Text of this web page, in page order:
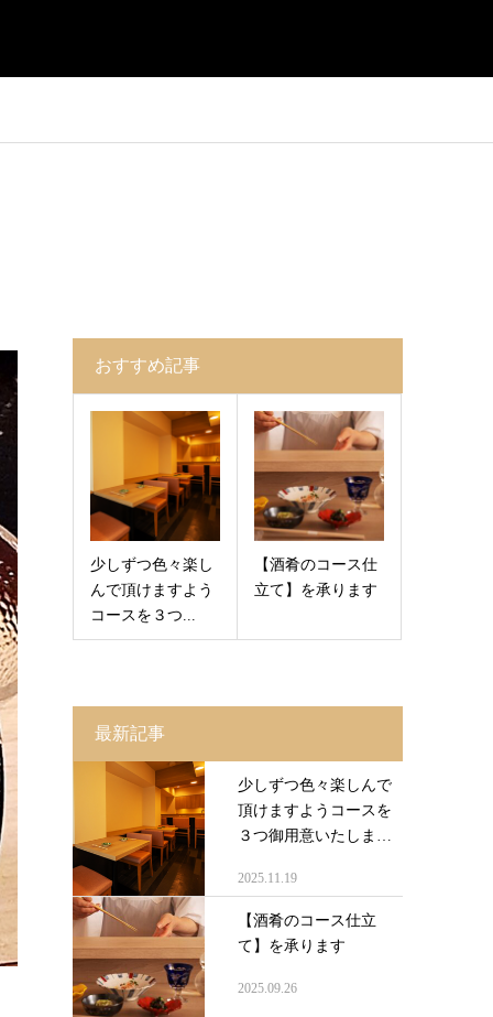
おすすめ記事
少しずつ色々楽し
んで頂けますよう
コースを３つ...
【酒肴のコース仕
立て】を承ります
最新記事
少しずつ色々楽しんで
頂けますようコースを
３つ御用意いたしま
2025.11.19
【酒肴のコース仕立
て】を承ります
2025.09.26